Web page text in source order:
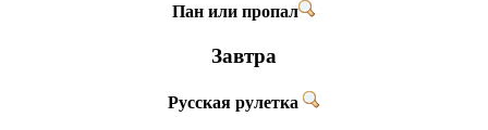
Пан или пропал
Завтра
Русская рулетка